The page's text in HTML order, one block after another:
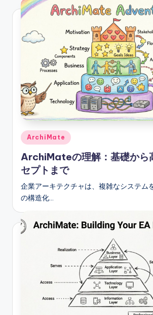
g
h
Posted
in
ArchiMate
ArchiMateの理解：基礎から
セプトまで
企業アーキテクチャは、複雑なシステム
の構造化…